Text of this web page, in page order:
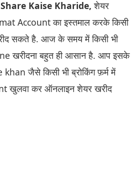
Kaise Kharide,शेयर
Account का इस्तमाल करके किसी
सकते है. आज के समय में किसी भी
खरीदना बहुत ही आसान है. आप इसके
जैसे किसी भी ब्रोकिंग फ़र्म में
खुलवा कर ऑनलाइन शेयर खरीद